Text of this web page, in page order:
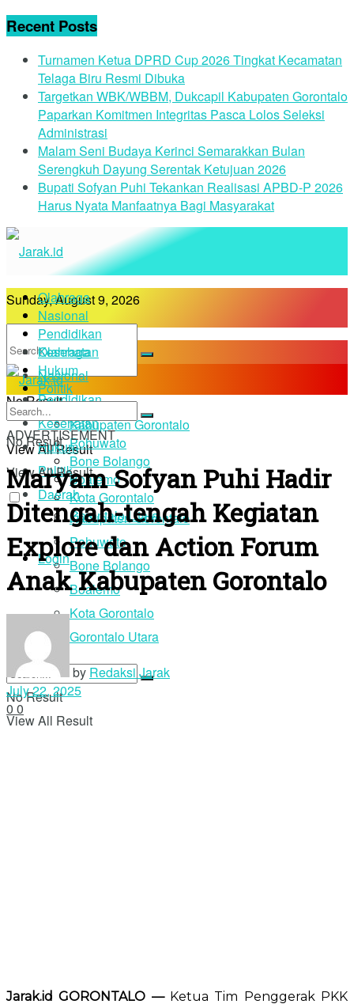
Recent Posts
Turnamen Ketua DPRD Cup 2026 Tingkat Kecamatan
Telaga Biru Resmi Dibuka
Targetkan WBK/WBBM, Dukcapil Kabupaten Gorontalo
Paparkan Komitmen Integritas Pasca Lolos Seleksi
Administrasi
Malam Seni Budaya Kerinci Semarakkan Bulan
Serengkuh Dayung Serentak Ketujuan 2026
Bupati Sofyan Puhi Tekankan Realisasi APBD-P 2026
Harus Nyata Manfaatnya Bagi Masyarakat
Sunday, August 9, 2026
No Result
View All Result
Login
Olahraga
Nasional
Pendidikan
Kesehatan
Hukum
Politik
Daerah
Kabupaten Gorontalo
Pohuwato
Bone Bolango
Boalemo
Kota Gorontalo
Gorontalo Utara
Olahraga
Nasional
Pendidikan
Kesehatan
Hukum
Politik
Daerah
Kabupaten Gorontalo
Pohuwato
Bone Bolango
Boalemo
Kota Gorontalo
Gorontalo Utara
No Result
View All Result
No Result
View All Result
ADVERTISEMENT
Maryam Sofyan Puhi Hadir
Ditengah-tengah Kegiatan
Explore dan Action Forum
Anak Kabupaten Gorontalo
by Redaksi Jarak
July 22, 2025
0 0
Jarak.id GORONTALO — Ketua Tim Penggerak PKK